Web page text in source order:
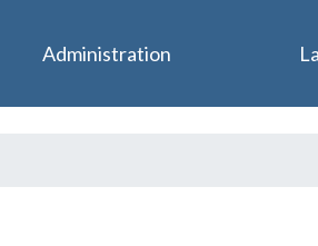
Administration